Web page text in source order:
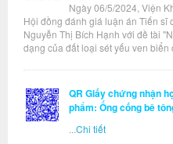
Ngày 06/5/2024, Viện
Hội đồng đánh giá luận án Tiến sĩ
Nguyễn Thị Bích Hạnh với đề tài
dạng của đất loại sét yếu ven biển
QR Giấy chứng nhận
phẩm: Ống cống bê
Chi tiết